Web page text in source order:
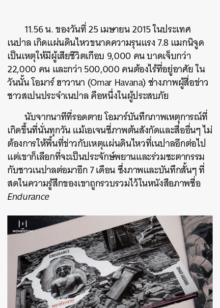
11.56 น. ของวันที่ 25 เมษายน 2015 ในประเทศ
เนปาล เกิดแผ่นดินไหวขนาดความรุนแรง 7.8 แมกนิจูด
เป็นเหตุให้มีผู้เสียชีวิตเกือบ 9,000 คน บาดเจ็บกว่า
22,000 คน และกว่า 500,000 คนต้องไร้ที่อยู่อาศัย ใน
วันนั้น โอมาร์ ฮาวานา (Omar Havana) ช่างภาพผู้สื่อข่าว
ชาวสเปนประจำเนปาล คือหนึ่งในผู้ประสบภัย
นับจากนาทีที่รอดตาย โอมาร์บันทึกภาพเหตุการณ์ที่
เกิดขึ้นที่นั่นทุกวัน แม้เอเจนซี่ภาพต้นสังกัดและสื่ออื่นๆ ไม่
ต้องการให้พื้นที่ข่าวกับเหตุแผ่นดินไหวที่เนปาลอีกต่อไป
แต่เขาก็เลือกที่จะเป็นประจักษ์พยานและร่วมชะตากรรม
กับชาวเนปาลต่อมาอีก 7 เดือน ซึ่งภาพและบันทึกสั้นๆ ที่
สดในความรู้สึกของเขาถูกรวบรวมไว้ในหนังสือภาพชื่อ
Endurance